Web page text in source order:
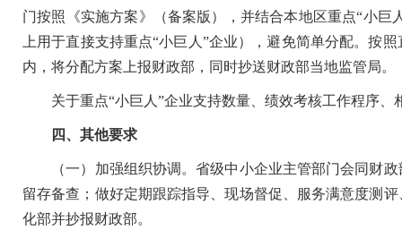
门按照《实施方案》（备案版），并结合本地区重点“小
上用于直接支持重点“小巨人”企业），避免简单分配。按
内，将分配方案上报财政部，同时抄送财政部当地监管局。
关于重点“小巨人”企业支持数量、绩效考核工作程序、
四、其他要求
（一）加强组织协调。省级中小企业主管部门会同财政
留存备查；做好定期跟踪指导、现场督促、服务满意度测
化部并抄报财政部。